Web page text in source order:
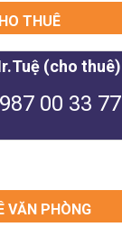
THUÊ
(cho thuê)
00 33 77
VĂN PHÒNG